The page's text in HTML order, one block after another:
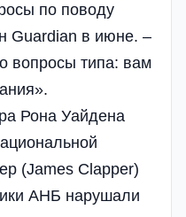
по поводу
Guardian в июне. –
вопросы типа: вам
Рона Уайдена
(James Clapper)
АНБ нарушали